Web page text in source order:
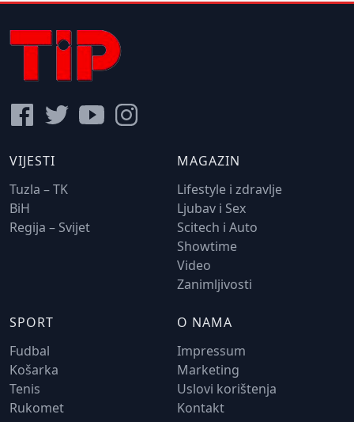
VIJESTI
Tuzla – TK
BiH
Regija – Svijet
MAGAZIN
Lifestyle i zdravlje
Ljubav i Sex
Scitech i Auto
Showtime
Video
Zanimljivosti
SPORT
Fudbal
Košarka
Tenis
Rukomet
O NAMA
Impressum
Marketing
Uslovi korištenja
Kontakt